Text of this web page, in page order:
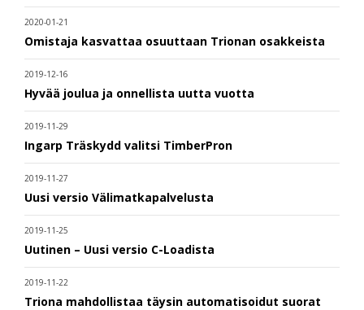
2020-01-21
Omistaja kasvattaa osuuttaan Trionan osakkeista
2019-12-16
Hyvää joulua ja onnellista uutta vuotta
2019-11-29
Ingarp Träskydd valitsi TimberPron
2019-11-27
Uusi versio Välimatkapalvelusta
2019-11-25
Uutinen – Uusi versio C-Loadista
2019-11-22
Triona mahdollistaa täysin automatisoidut suorat